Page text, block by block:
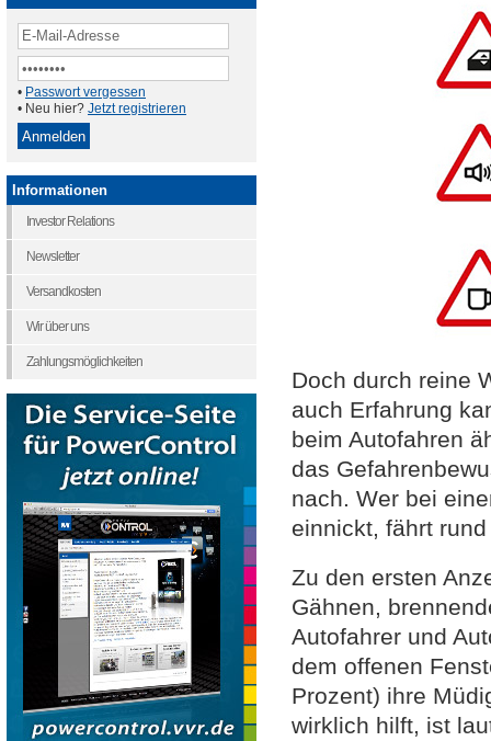
Doch durch reine
auch Erfahrung
beim Autofahren
das
nach. Wer bei
einnickt, fährt
Zu den ersten
Gähnen,
Autofahrer und
dem offenen
Prozent) ihre
wirklich hilft, ist
• Passwort vergessen
• Neu hier? Jetzt registrieren
Informationen
Investor Relations
Newsletter
Versandkosten
Wir über uns
Zahlungsmöglichkeiten